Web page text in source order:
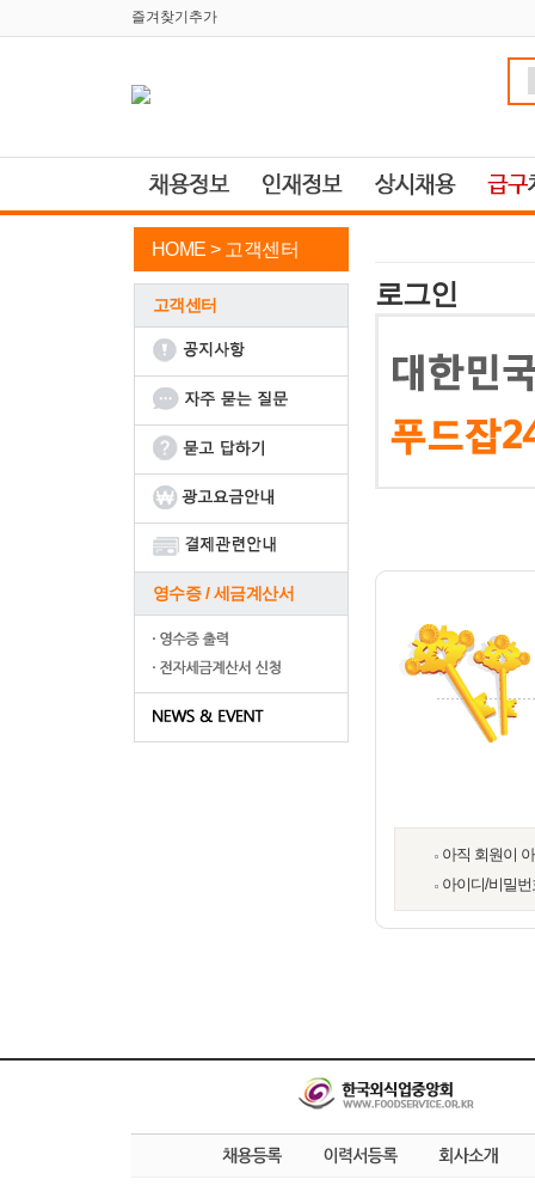
즐겨찾기추가
HOME > 고객센터
고객센터
영수증 / 세금계산서
로그인
아직 회원이
아이디/비밀